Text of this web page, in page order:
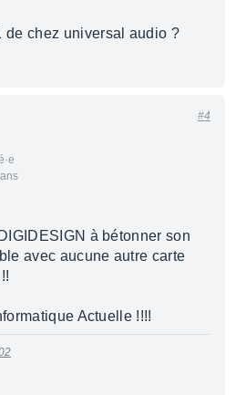
de chez universal audio ?
#4
à bétonner son
avec aucune autre carte
Actuelle !!!!